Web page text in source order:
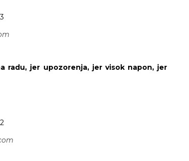
radu, jer upozorenja, jer visok napon, jer